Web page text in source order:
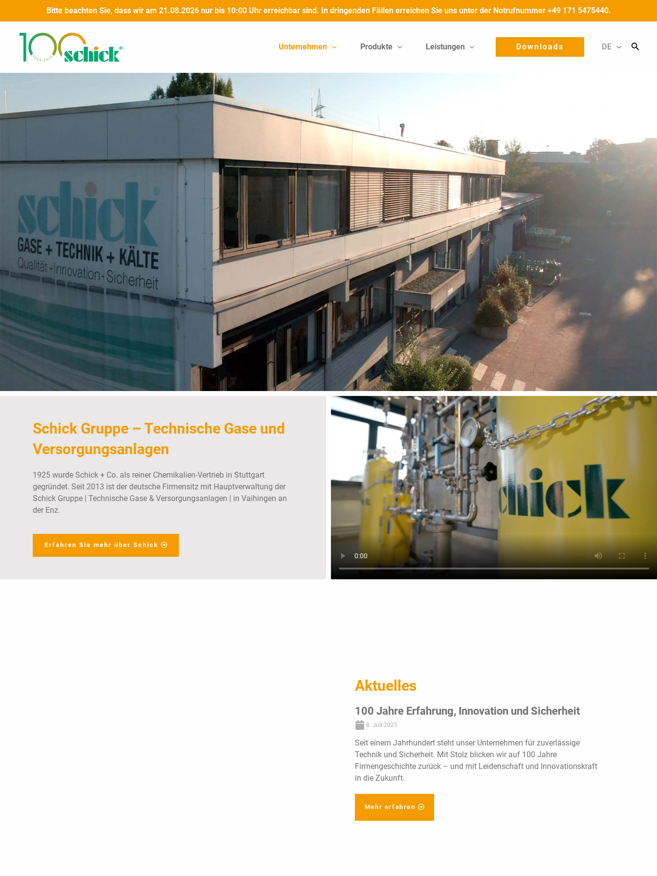
Bitte beachten Sie, dass wir am 21.08.2026 nur bis 10:00 Uhr erreichbar sind. In dringenden Fällen erreichen Sie uns unter der Notrufnummer +49 171 5475440.
Unternehmen
Produkte Leistungen Downloads DE
Schick Gruppe – Technische Gase und
Versorgungsanlagen
1925 wurde Schick + Co. als reiner Chemikalien-Vertrieb in Stuttgart
gegründet. Seit 2013 ist der deutsche Firmensitz mit Hauptverwaltung der
Schick Gruppe | Technische Gase & Versorgungsanlagen | in Vaihingen an
der Enz.
Erfahren Sie mehr über Schick
Aktuelles
100 Jahre Erfahrung, Innovation und Sicherheit
8. Juli 2025
Seit einem Jahrhundert steht unser Unternehmen für zuverlässige
Technik und Sicherheit. Mit Stolz blicken wir auf 100 Jahre
Firmengeschichte zurück – und mit Leidenschaft und Innovationskraft
in die Zukunft.
Mehr erfahren